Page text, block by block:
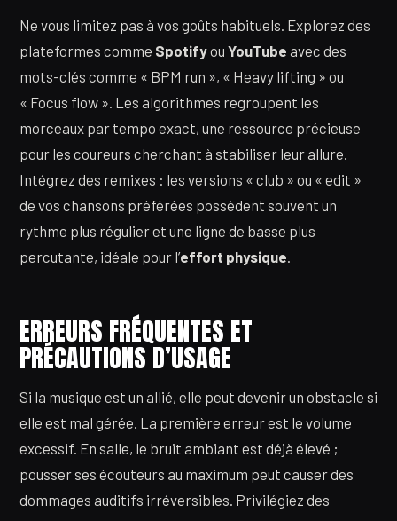
Ne vous limitez pas à vos goûts habituels. Explorez des
plateformes comme Spotifyou YouTube avec des
mots-clés comme « BPM run », « Heavy lifting » ou
« Focus flow ». Les algorithmes regroupent les
morceaux par tempo exact, une ressource précieuse
pour les coureurs cherchant à stabiliser leur allure.
Intégrez des remixes : les versions « club » ou « edit »
de vos chansons préférées possèdent souvent un
rythme plus régulier et une ligne de basse plus
percutante, idéale pour l’effort physique.
ERREURS FRÉQUENTES ET
PRÉCAUTIONS D’USAGE
Si la musique est un allié, elle peut devenir un obstacle si
elle est mal gérée. La première erreur est le volume
excessif. En salle, le bruit ambiant est déjà élevé ;
pousser ses écouteurs au maximum peut causer des
dommages auditifs irréversibles. Privilégiez des